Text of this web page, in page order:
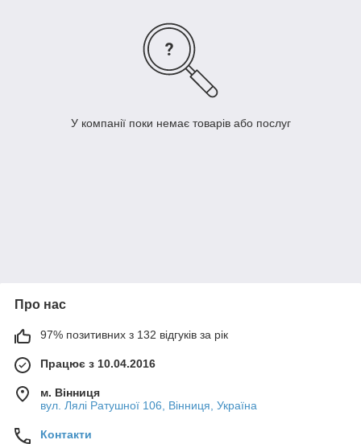
У компанії поки немає товарів або послуг
Про нас
97% позитивних з 132 відгуків за рік
Працює з 10.04.2016
м. Вінниця
вул. Лялі Ратушної 106, Вінниця, Україна
Контакти